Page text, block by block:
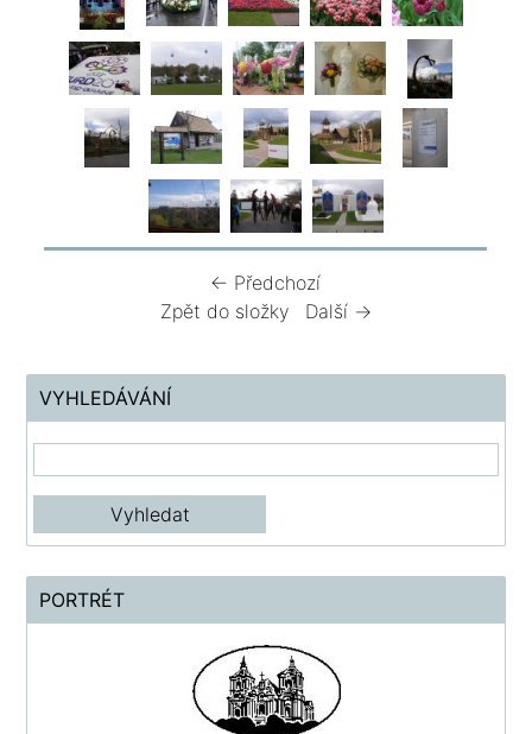
← Předchozí
Zpět do složky
Další →
VYHLEDÁVÁNÍ
PORTRÉT